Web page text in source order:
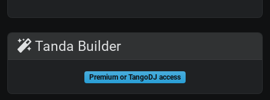
Tanda Builder
Premium or TangoDJ access